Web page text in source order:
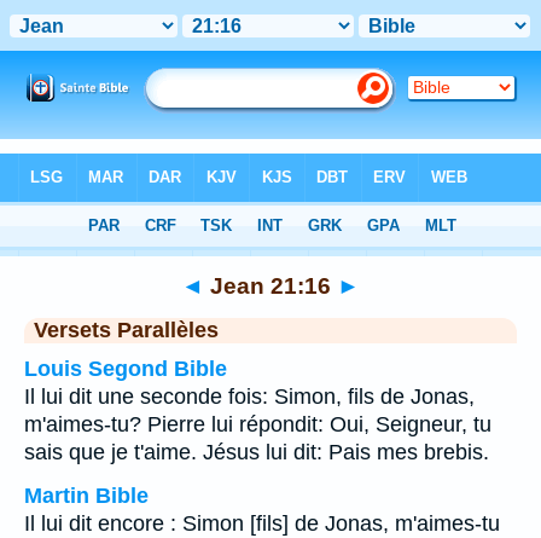
Chapitre 21> Verset 16
◄ Jean 21:16 ►
Versets Parallèles
Louis Segond Bible
Il lui dit une seconde fois: Simon, fils de Jonas,
m'aimes-tu? Pierre lui répondit: Oui, Seigneur, tu
sais que je t'aime. Jésus lui dit: Pais mes brebis.
Martin Bible
Il lui dit encore : Simon [fils] de Jonas, m'aimes-tu